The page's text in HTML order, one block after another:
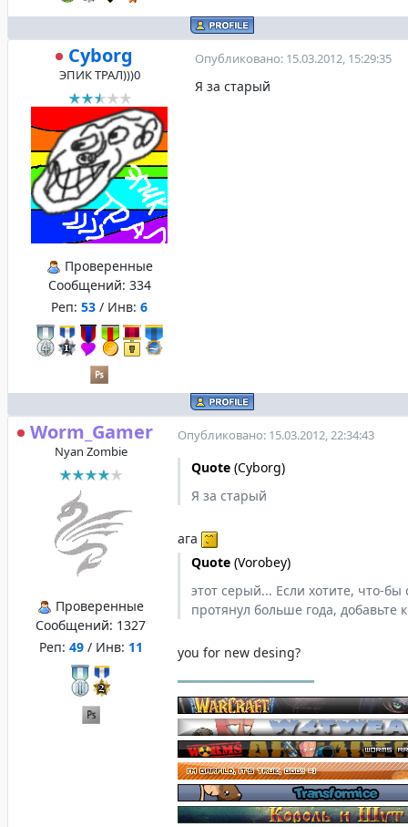
Cyborg
ЭПИК ТРАЛ)))0
Проверенные
Сообщений: 334
Реп: 53 / Инв: 6
Опубликовано: 15.03.2012, 15:29:35
Я за старый
Worm_Gamer
Nyan Zombie
Проверенные
Сообщений: 1327
Реп: 49/ Инв: 11
Опубликовано: 15.03.2012, 22:34:43
Quote (Cyborg)
Я за старый
ага
Quote (Vorobey)
этот серый... Если хотите, что-бы
протянул больше года, добавьте
you for new desing?